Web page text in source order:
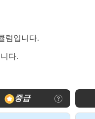
럼입니다.
다.
중급